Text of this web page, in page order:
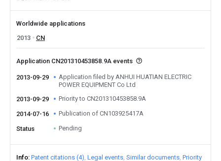
Worldwide applications
2013
CN
Application CN201310453858.9A events
2013-09-29
Application filed by ANHUI HUATIAN ELECTRIC
POWER EQUIPMENT Co Ltd
2013-09-29
Priority to CN201310453858.9A
2014-07-16 Publication of CN103925417A
Status Pending
Info Patent citations (4) Legal events Similar documents Priority